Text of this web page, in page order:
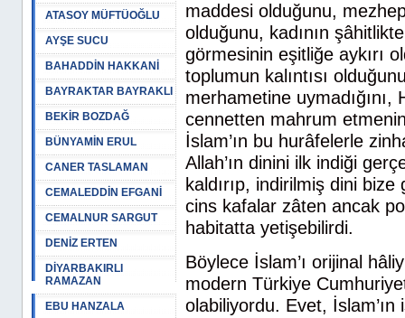
ATASOY MÜFTÜOĞLU
AYŞE SUCU
BAHADDİN HAKKANİ
BAYRAKTAR BAYRAKLI
BEKİR BOZDAĞ
BÜNYAMİN ERUL
CANER TASLAMAN
CEMALEDDİN EFGANİ
CEMALNUR SARGUT
DENİZ ERTEN
DİYARBAKIRLI
RAMAZAN
EBU HANZALA
maddesi olduğunu,
olduğunu, kadının
görmesinin eşitliğe aykırı
toplumun kalıntısı
merhametine uymadığını,
cennetten mahrum
İslam’ın bu hurâfelerle
Allah’ın dinini ilk indiği
kaldırıp, indirilmiş dini
cins kafalar zâten ancak
habitatta yetişebilirdi.
Böylece İslam’ı orijinal
modern Türkiye
olabiliyordu. Evet,